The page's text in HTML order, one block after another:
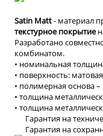
Satin Matt- материал
текстурное покрытие
Разработано
комбинатом.
• номинальная
• поверхность:
• полимерная основа
• толщина
• толщина
Гарантия на
Гарантия на